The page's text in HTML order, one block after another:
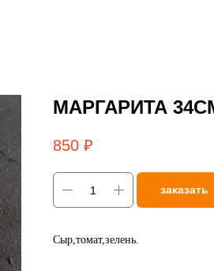
МАРГАРИТА
850 ₽
заказать
Сыр,томат,зелень.